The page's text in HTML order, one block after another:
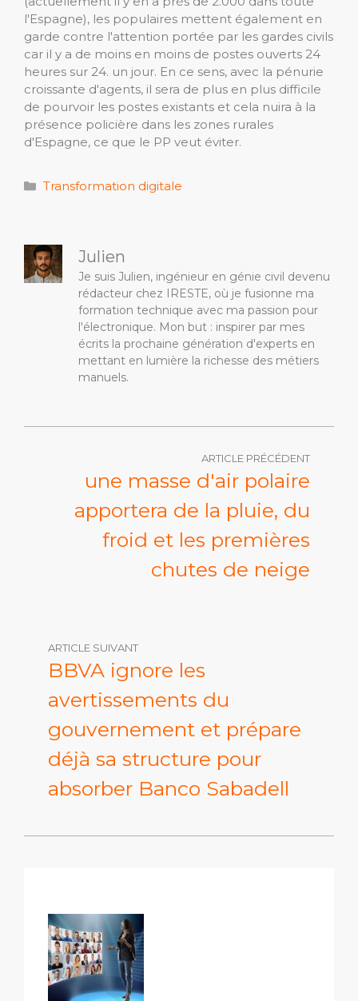
l'Espagne), les populaires mettent également en
garde contre l'attention portée par les gardes civils
car il y a de moins en moins de postes ouverts 24
heures sur 24. un jour. En ce sens, avec la pénurie
croissante d'agents, il sera de plus en plus difficile
de pourvoir les postes existants et cela nuira à la
présence policière dans les zones rurales
d'Espagne, ce que le PP veut éviter.
Catégories
Transformation digitale
Julien
Je suis Julien, ingénieur en génie civil devenu
rédacteur chez IRESTE, où je fusionne ma
formation technique avec ma passion pour
l'électronique. Mon but : inspirer par mes
écrits la prochaine génération d'experts en
mettant en lumière la richesse des métiers
manuels.
ARTICLE PRÉCÉDENT
une masse d'air polaire
apportera de la pluie, du
froid et les premières
chutes de neige
ARTICLE SUIVANT
BBVA ignore les
avertissements du
gouvernement et prépare
déjà sa structure pour
absorber Banco Sabadell